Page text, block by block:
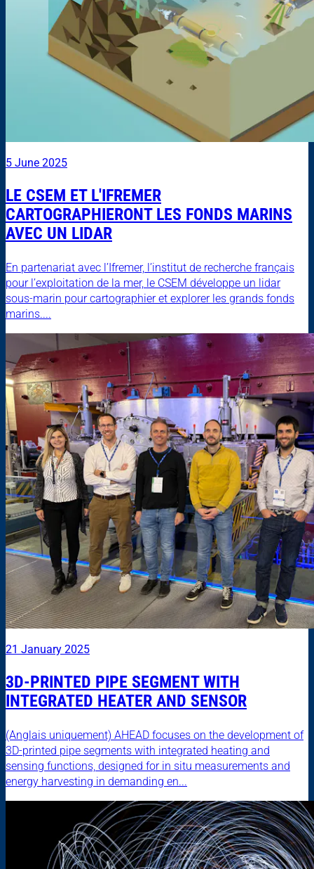
5 June 2025
LE CSEM ET L'IFREMER
CARTOGRAPHIERONT LES FONDS MARINS
AVEC UN LIDAR
En partenariat avec l’Ifremer, l’institut de recherche français
pour l’exploitation de la mer, le CSEM développe un lidar
sous-marin pour cartographier et explorer les grands fonds
marins....
21 January 2025
3D-PRINTED PIPE SEGMENT WITH
INTEGRATED HEATER AND SENSOR
(Anglais uniquement) AHEAD focuses on the development of
3D-printed pipe segments with integrated heating and
sensing functions, designed for in situ measurements and
energy harvesting in demanding en...